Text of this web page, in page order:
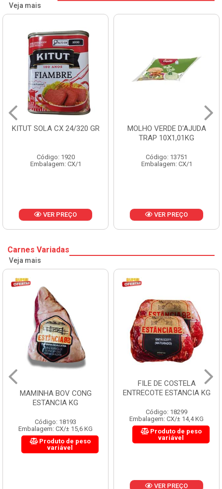
Veja mais
MOLHO VERDE D'AJUDA
Código: 13751
Embalagem: CX/1
VER PREÇO
FRUTAS CRISTALIZADAS
CX 10KG
Código: 1785
Embalagem: KG/10
VER PREÇO
Carnes Variadas
Veja mais
MAMINHA BOV CONG
ESTANCIA KG
Código: 18193
Embalagem: CX/± 15,6 KG
Produto de peso
variável
FILE DE COSTELA
ENTRECOTE ESTANCIA KG
Código: 18299
Embalagem: CX/± 14,4 KG
Produto de peso
variável
VER PREÇO